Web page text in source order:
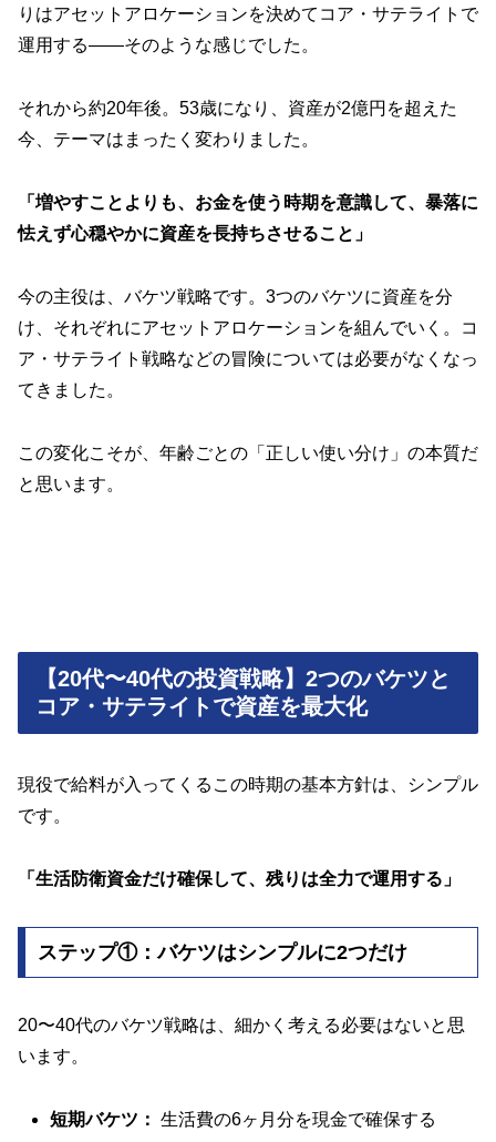
りはアセットアロケーションを決めてコア・サテライトで
運用する——そのような感じでした。
それから約20年後。53歳になり、資産が2億円を超えた
今、テーマはまったく変わりました。
「増やすことよりも、お金を使う時期を意識して、暴落に
怯えず心穏やかに資産を長持ちさせること」
今の主役は、バケツ戦略です。3つのバケツに資産を分
け、それぞれにアセットアロケーションを組んでいく。コ
ア・サテライト戦略などの冒険については必要がなくなっ
てきました。
この変化こそが、年齢ごとの「正しい使い分け」の本質だ
と思います。
【20代〜40代の投資戦略】2つのバケツと
コア・サテライトで資産を最大化
現役で給料が入ってくるこの時期の基本方針は、シンプル
です。
「生活防衛資金だけ確保して、残りは全力で運用する」
ステップ①：バケツはシンプルに2つだけ
20〜40代のバケツ戦略は、細かく考える必要はないと思
います。
短期バケツ： 生活費の6ヶ月分を現金で確保する